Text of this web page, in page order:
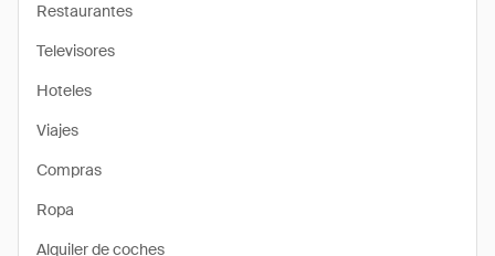
Restaurantes
Televisores
Hoteles
Viajes
Compras
Ropa
Alquiler de coches